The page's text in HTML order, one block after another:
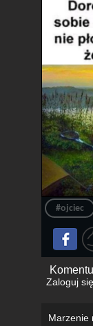
#ojciec
Zaloguj się
Marzenie